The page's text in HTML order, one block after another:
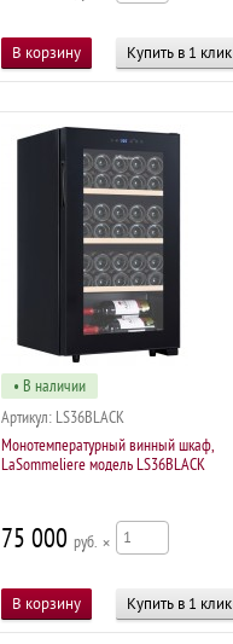
Купить в 1 клик
• В наличии
Артикул: LS36BLACK
Монотемпературный винный шкаф,
LaSommeliere модель LS36BLACK
75 000 р ×
Купить в 1 клик